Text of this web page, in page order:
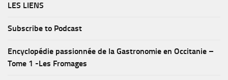
LES LIENS
Subscribe to Podcast
Encyclopédie passionnée de la Gastronomie en Occitanie –
Tome 1 -Les Fromages